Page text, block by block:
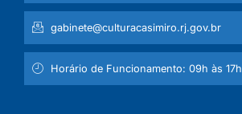
gabinete@culturacasimiro.rj.gov.br
Horário de Funcionamento: 09h às 17h